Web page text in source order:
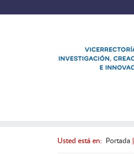
Usted está en: Portada|